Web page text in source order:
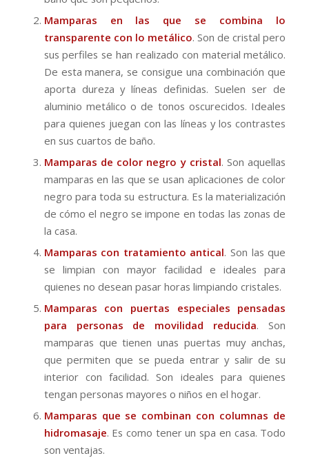
Mamparas en las que se combina lo
transparente con lo metálico. Son de cristal pero
sus perfiles se han realizado con material metálico.
De esta manera, se consigue una combinación que
aporta dureza y líneas definidas. Suelen ser de
aluminio metálico o de tonos oscurecidos. Ideales
para quienes juegan con las líneas y los contrastes
en sus cuartos de baño.
Mamparas de color negro y cristal. Son aquellas
mamparas en las que se usan aplicaciones de color
negro para toda su estructura. Es la materialización
de cómo el negro se impone en todas las zonas de
la casa.
Mamparas con tratamiento antical. Son las que
se limpian con mayor facilidad e ideales para
quienes no desean pasar horas limpiando cristales.
Mamparas con puertas especiales pensadas
para personas de movilidad reducida. Son
mamparas que tienen unas puertas muy anchas,
que permiten que se pueda entrar y salir de su
interior con facilidad. Son ideales para quienes
tengan personas mayores o niños en el hogar.
Mamparas que se combinan con columnas de
hidromasaje. Es como tener un spa en casa. Todo
son ventajas.